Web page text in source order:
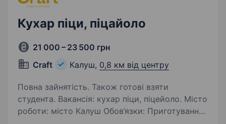
Кухар піци, піцайоло
21 000 – 23 500 грн
Craft
Калуш, 0,8 км від центру
Повна зайнятість. Також готові взяти
студента. Вакансія: кухар піци, піцейоло. Місто
роботи: місто Калуш Обов’язки: Приготування